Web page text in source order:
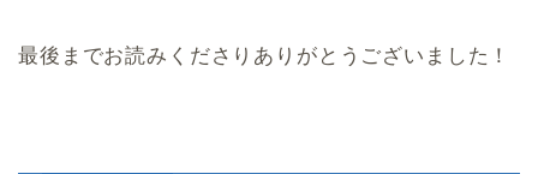
最後までお読みくださりありがとうございました！